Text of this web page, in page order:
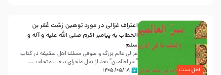
اهل سنت
اعتراف غزالی در مورد توهین زشت عُمَر بن
الخطاب به پیامبر اکرم صلی الله علیه و آله و
سلم
غزالی عالم بزرگ و صوفی مسلك اهل سقيفه در کتاب
“سرالعالمین” بعد از نقل ماجرای بیعت متخلف ...
۱۸ /۰۵/ ۱۴۰۵